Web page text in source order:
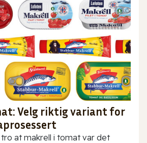
Velg riktig variant for
tro at makrell i tomat var det